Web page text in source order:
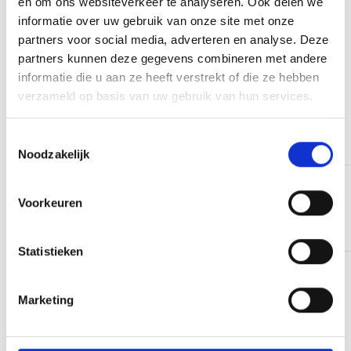
informatie over uw gebruik van onze site met onze
partners voor social media, adverteren en analyse. Deze
partners kunnen deze gegevens combineren met andere
informatie die u aan ze heeft verstrekt of die ze hebben
verzameld op basis van uw gebruik van hun services.
Noodzakelijk
Voorkeuren
Statistieken
Marketing
9,3 zeer goed 47,50p.p.
Lees verder
Hotelarrangement Aan de Volendamse
Google reviews
4.9